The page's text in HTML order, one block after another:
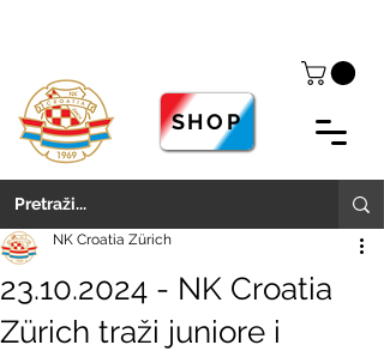
SHOP
23.10.2024 - NK Croatia
Zürich traži juniore i
NK Croatia Zürich